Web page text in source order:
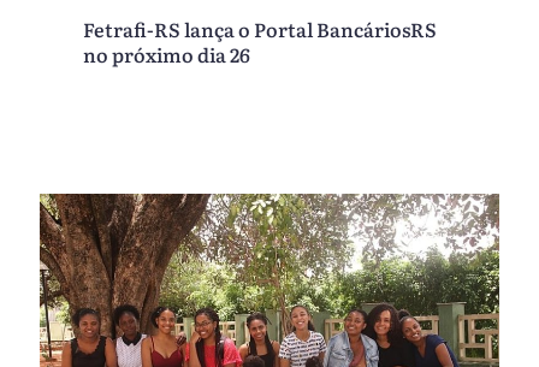
Fetrafi-RS lança o Portal BancáriosRS
no próximo dia 26